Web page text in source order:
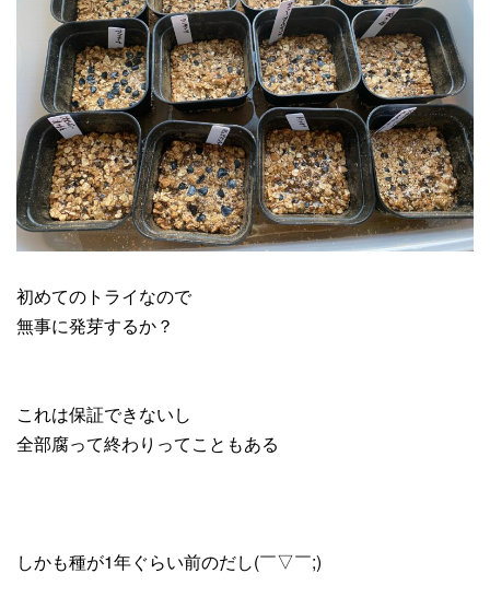
初めてのトライなので
無事に発芽するか？
これは保証できないし
全部腐って終わりってこともある
しかも種が1年ぐらい前のだし(￣▽￣;)